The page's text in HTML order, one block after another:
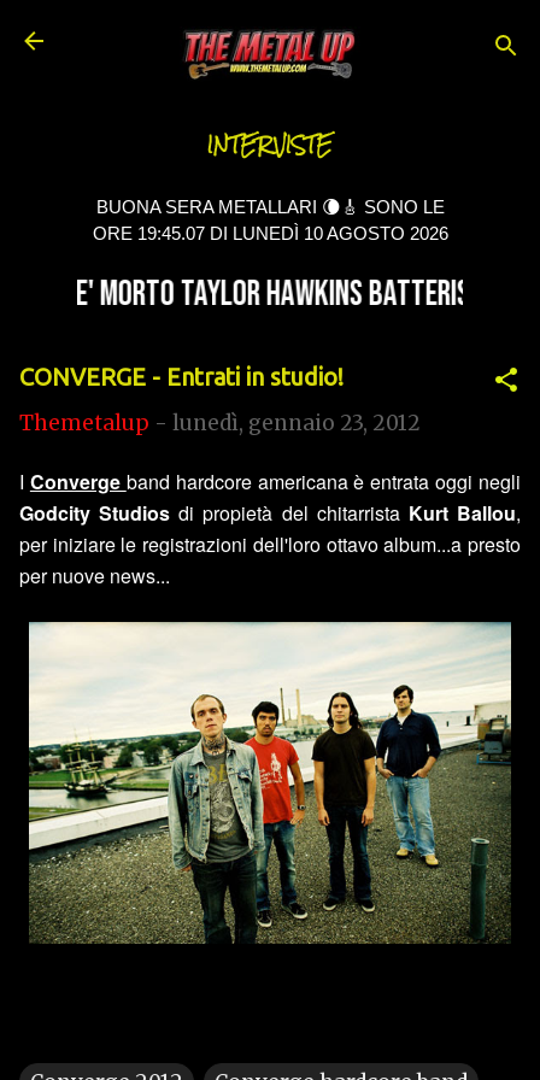
Passa ai contenuti principali
INTERVISTE
BUONA SERA METALLARI 🌘🎸 SONO LE
ORE 19:45.08 DI LUNEDÌ 10 AGOSTO 2026
CONVERGE - Entrati in studio!
Themetalup - lunedì, gennaio 23, 2012
I Converge band hardcore americana è entrata oggi negli
Godcity Studios di propietà del chitarrista Kurt Ballou,
per iniziare le registrazioni dell'loro ottavo album...a presto
per nuove news...